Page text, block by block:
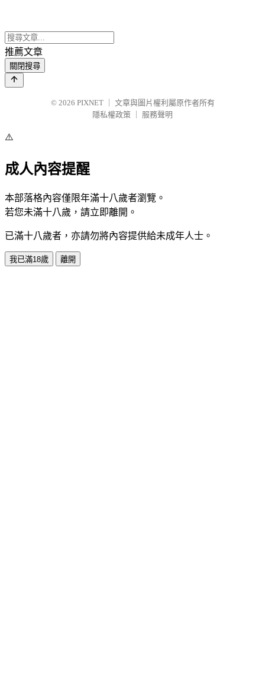
推薦文章
關閉搜尋
© 2026 PIXNET
文章與圖片權利屬原作者所有
隱私權政策
服務聲明
⚠️
成人內容提醒
本部落格內容僅限年滿十八歲者瀏覽。
若您未滿十八歲，請立即離開。
已滿十八歲者，亦請勿將內容提供給未成年人士。
我已滿18歲 離開